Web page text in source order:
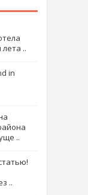
..
in
..
..